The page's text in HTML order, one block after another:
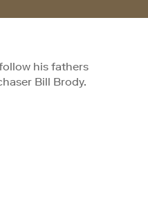
his fathers
Bill Brody.